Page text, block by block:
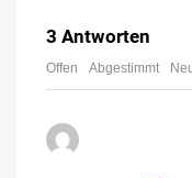
3 Antworten
Offen Abgestimmt